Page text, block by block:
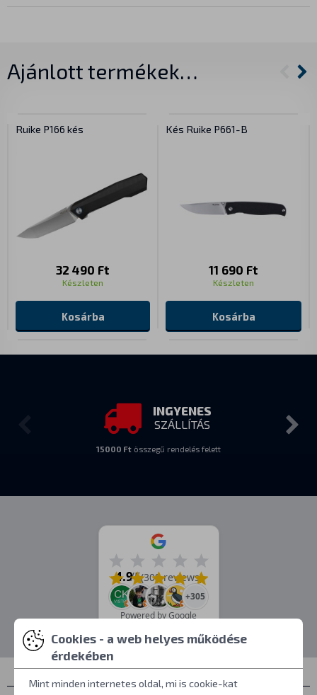
Ajánlott termékek…
Ruike P166 kés
32 490 Ft
Készleten
Kosárba
Kés Ruike P661-B
11 690 Ft
Készleten
Kosárba
INGYENES
SZÁLLÍTÁS
15000 Ft összegű rendelés felett
4.9/5(309 reviews)
+305
Powered by Google
Cookies - a web helyes működése
érdekében
Mint minden internetes oldal, mi is cookie-kat